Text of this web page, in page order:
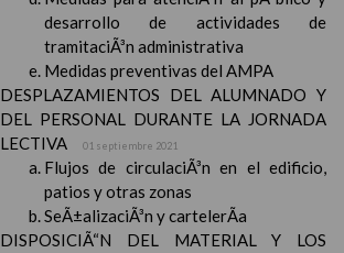
desarrollo de actividades de
tramitaciÃ³n administrativa
Medidas preventivas del AMPA
DESPLAZAMIENTOS DEL ALUMNADO Y
DEL PERSONAL DURANTE LA JORNADA
LECTIVA
01 septiembre 2021
Flujos de circulaciÃ³n en el edificio,
patios y otras zonas
SeÃ±alizaciÃ³n y cartelerÃ­a
DISPOSICIÃ“N DEL MATERIAL Y LOS